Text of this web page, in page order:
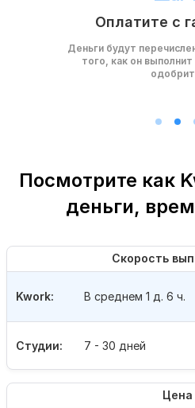
Оплатите с
Деньги будут
того, как он
Посмотрите как
деньги,
Скорость
Студии: 7 - 30 дней
Kwork: В среднем 1 д. 6 ч.
Цена